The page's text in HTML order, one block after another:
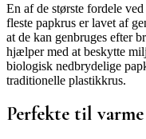
En af de største fordele
fleste papkrus er lavet af
at de kan genbruges efter
hjælper med at beskytte
biologisk nedbrydelige
traditionelle plastikkrus.
Perfekte til